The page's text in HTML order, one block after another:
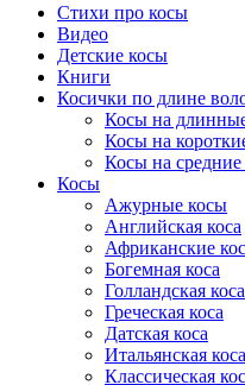
Cтихи про косы
Видео
Детские косы
Книги
Косички по длине
Косы на
Косы на
Косы на
Косы
Ажурные косы
Английская коса
Африканские
Богемная коса
Голландская коса
Греческая коса
Датская коса
Итальянская коса
Классическая